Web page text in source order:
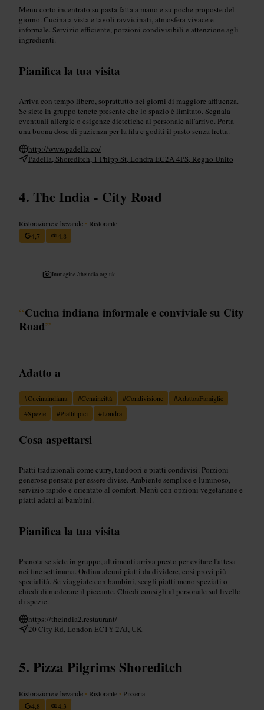
Menu corto incentrato su pasta fatta a mano e su poche proposte del
giorno. Cucina a vista e tavoli ravvicinati, atmosfera vivace e
informale. Servizio efficiente, porzioni condivisibili e attenzione agli
ingredienti.
Pianifica la tua visita
Arriva con tempo libero, soprattutto nei giorni di maggiore affluenza.
Se siete in gruppo tenete presente che lo spazio è limitato. Segnala
eventuali allergie o esigenze dietetiche al personale all'arrivo. Porta
una buona dose di pazienza per la fila e goditi il pasto senza fretta.
http://www.padella.co/
Padella, Shoreditch, 1 Phipp St, Londra EC2A 4PS, Regno Unito
The India - City Road
Ristorazione e bevande • Ristorante
4,7
4,8
Immagine /theindia.org.uk
“Cucina indiana informale e conviviale su City
Road”
Adatto a
#Cucinaindiana #Cenaincittà #Condivisione #AdattoaFamiglie
#Spezie #Piattitipici #Londra
Cosa aspettarsi
Piatti tradizionali come curry, tandoori e piatti condivisi. Porzioni
generose pensate per essere divise. Ambiente semplice e luminoso,
servizio rapido e orientato al comfort. Menù con opzioni vegetariane e
piatti adatti ai bambini.
Pianifica la tua visita
Prenota se siete in gruppo, altrimenti arriva presto per evitare l'attesa
nei fine settimana. Ordina alcuni piatti da dividere, così provi più
specialità. Se viaggiate con bambini, scegli piatti meno speziati o
chiedi di moderare il piccante. Chiedi consigli al personale sul livello
di spezie.
https://theindia2.restaurant/
20 City Rd, London EC1Y 2AJ, UK
Pizza Pilgrims Shoreditch
Ristorazione e bevande • Ristorante • Pizzeria
4,8
4,3